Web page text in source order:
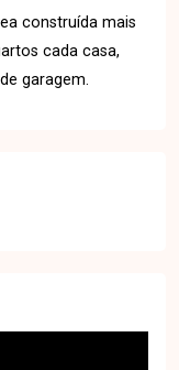
construída mais
cada casa,
garagem.